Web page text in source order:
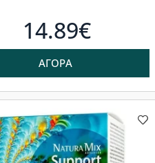
14.89€
ΑΓΟΡΑ